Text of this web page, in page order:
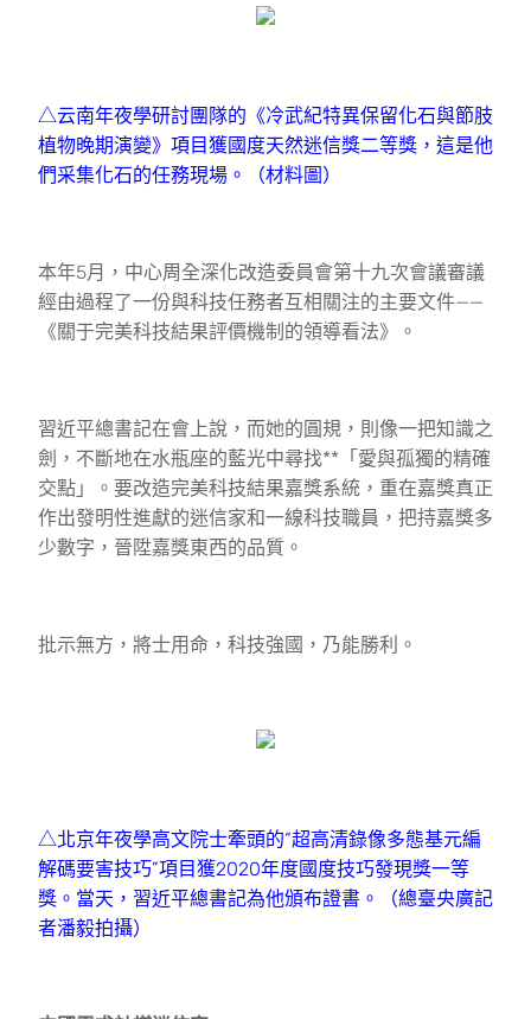
△云南年夜學研討團隊的《冷武紀特異保留化石與節肢
植物晚期演變》項目獲國度天然迷信獎二等獎，這是他
們采集化石的任務現場。（材料圖）
本年5月，中心周全深化改造委員會第十九次會議審議
經由過程了一份與科技任務者互相關注的主要文件——
《關于完美科技結果評價機制的領導看法》。
習近平總書記在會上說，而她的圓規，則像一把知識之
劍，不斷地在水瓶座的藍光中尋找**「愛與孤獨的精確
交點」。要改造完美科技結果嘉獎系統，重在嘉獎真正
作出發明性進獻的迷信家和一線科技職員，把持嘉獎多
少數字，晉陞嘉獎東西的品質。
批示無方，將士用命，科技強國，乃能勝利。
△北京年夜學高文院士牽頭的“超高清錄像多態基元編
解碼要害技巧”項目獲2020年度國度技巧發現獎一等
獎。當天，習近平總書記為他頒布證書。（總臺央廣記
者潘毅拍攝）